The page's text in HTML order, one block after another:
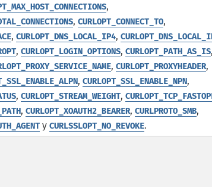
,
, CURLOPT_CONNECT_TO,
, CURLOPT_DNS_LOCAL_IP4,
, CURLOPT_LOGIN_OPTIONS, CURLOPT_PATH_AS_IS
, CURLOPT_PROXYHEADER,
, CURLOPT_SSL_ENABLE_NPN,
, CURLOPT_STREAM_WEIGHT,
, CURLOPT_XOAUTH2_BEARER, CURLPROTO_SMB,
y CURLSSLOPT_NO_REVOKE.